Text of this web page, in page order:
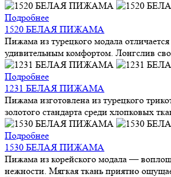
Подробнее
1520 БЕЛАЯ ПИЖАМА
Пижама из турецкого модала
удивительным комфортом. Лонгслив
Подробнее
1231 БЕЛАЯ ПИЖАМА
Пижама изготовлена из турецкого
золотого стандарта среди хлопковых
Подробнее
1530 БЕЛАЯ ПИЖАМА
Пижама из корейского модала —
нежности. Мягкая ткань приятно